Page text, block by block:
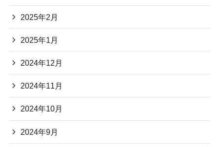
2025年2月
2025年1月
2024年12月
2024年11月
2024年10月
2024年9月